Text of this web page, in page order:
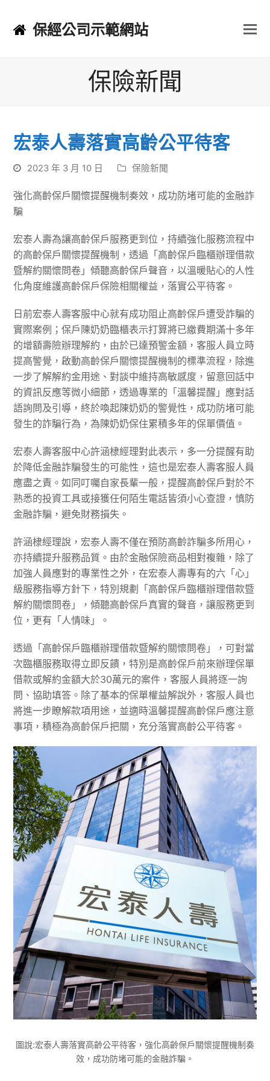
保經公司示範網站
保險新聞
宏泰人壽落實高齡公平待客
2023 年 3 月 10 日 保險新聞
強化高齡保戶關懷提醒機制奏效，成功防堵可能的金融詐
騙
宏泰人壽為讓高齡保戶服務更到位，持續強化服務流程中
的高齡保戶關懷提醒機制，透過「高齡保戶臨櫃辦理借款
暨解約關懷問卷」傾聽高齡保戶聲音，以溫暖貼心的人性
化角度維護高齡保戶保險相關權益，落實公平待客。
日前宏泰人壽客服中心就有成功阻止高齡保戶遭受詐騙的
實際案例；保戶陳奶奶臨櫃表示打算將已繳費期滿十多年
的增額壽險辦理解約，由於已達預警金額，客服人員立時
提高警覺，啟動高齡保戶關懷提醒機制的標準流程，除進
一步了解解約金用途、對談中維持高敏感度，留意回話中
的資訊反應等微小細節，透過專業的「溫馨提醒」應對話
語詢問及引導，終於喚起陳奶奶的警覺性，成功防堵可能
發生的詐騙行為，為陳奶奶保住累積多年的保單價值。
宏泰人壽客服中心許涵棣經理對此表示，多一分提醒有助
於降低金融詐騙發生的可能性，這也是宏泰人壽客服人員
應盡之責。如同叮囑自家長輩一般，提醒高齡保戶對於不
熟悉的投資工具或接獲任何陌生電話皆須小心查證，慎防
金融詐騙，避免財務損失。
許涵棣經理說，宏泰人壽不僅在預防高齡詐騙多所用心，
亦持續提升服務品質。由於金融保險商品相對複雜，除了
加強人員應對的專業性之外，在宏泰人壽專有的六「心」
級服務指導方針下，特別規劃「高齡保戶臨櫃辦理借款暨
解約關懷問卷」，傾聽高齡保戶真實的聲音，讓服務更到
位，更有「人情味」。
透過「高齡保戶臨櫃辦理借款暨解約關懷問卷」，可對當
次臨櫃服務取得立即反饋，特別是高齡保戶前來辦理保單
借款或解約金額大於30萬元的案件，客服人員將逐一詢
問、協助填答。除了基本的保單權益解說外，客服人員也
將進一步瞭解款項用途，並適時溫馨提醒高齡保戶應注意
事項，積極為高齡保戶把關，充分落實高齡公平待客。
圖說:宏泰人壽落實高齡公平待客，強化高齡保戶關懷提醒機制奏
效，成功防堵可能的金融詐騙。